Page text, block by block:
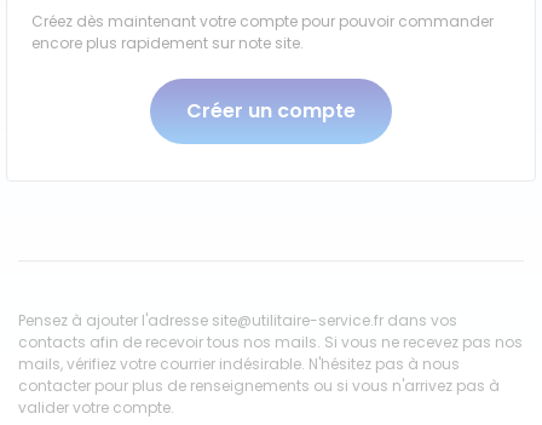
Minibus
Voitures de société et Pick-
Citroën
Fiat
Créez dès maintenant votre compte pour pouvoir commander
encore plus rapidement sur note site.
Créer un compte
Pensez à ajouter l'adresse site@utilitaire-service.fr dans vos
contacts afin de recevoir tous nos mails. Si vous ne recevez pas nos
mails, vérifiez votre courrier indésirable. N'hésitez pas à nous
contacter pour plus de renseignements ou si vous n'arrivez pas à
valider votre compte.